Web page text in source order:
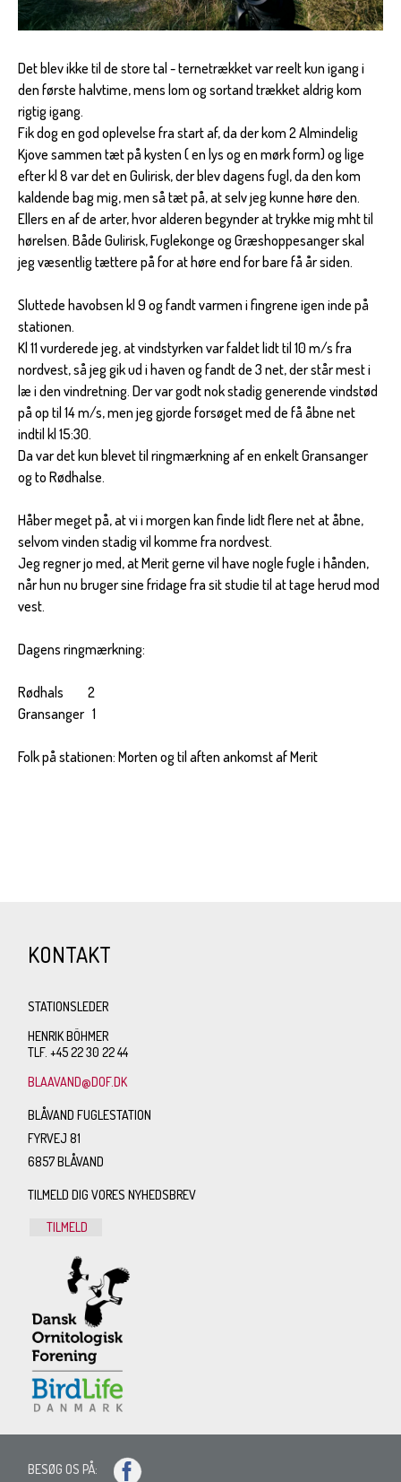
Det blev ikke til de store tal - ternetrækket var reelt kun igang i
den første halvtime, mens lom og sortand trækket aldrig kom
rigtig igang.
Fik dog en god oplevelse fra start af, da der kom 2 Almindelig
Kjove sammen tæt på kysten ( en lys og en mørk form) og lige
efter kl 8 var det en Gulirisk, der blev dagens fugl, da den kom
kaldende bag mig, men så tæt på, at selv jeg kunne høre den.
Ellers en af de arter, hvor alderen begynder at trykke mig mht til
hørelsen. Både Gulirisk, Fuglekonge og Græshoppesanger skal
jeg væsentlig tættere på for at høre end for bare få år siden.
Sluttede havobsen kl 9 og fandt varmen i fingrene igen inde på
stationen.
Kl 11 vurderede jeg, at vindstyrken var faldet lidt til 10 m/s fra
nordvest, så jeg gik ud i haven og fandt de 3 net, der står mest i
læ i den vindretning. Der var godt nok stadig generende vindstød
på op til 14 m/s, men jeg gjorde forsøget med de få åbne net
indtil kl 15:30.
Da var det kun blevet til ringmærkning af en enkelt Gransanger
og to Rødhalse.
Håber meget på, at vi i morgen kan finde lidt flere net at åbne,
selvom vinden stadig vil komme fra nordvest.
Jeg regner jo med, at Merit gerne vil have nogle fugle i hånden,
når hun nu bruger sine fridage fra sit studie til at tage herud mod
vest.
Dagens ringmærkning:
Rødhals 2
Gransanger 1
Folk på stationen: Morten og til aften ankomst af Merit
KONTAKT
STATIONSLEDER
HENRIK BÖHMER
TLF. +45 22 30 22 44
BLAAVAND@DOF.DK
BLÅVAND FUGLESTATION
FYRVEJ 81
6857 BLÅVAND
TILMELD DIG VORES NYHEDSBREV
TILMELD
BESØG OS PÅ: